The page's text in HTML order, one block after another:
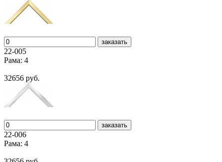
заказать
22-005
Рама: 4
32656 руб.
заказать
22-006
Рама: 4